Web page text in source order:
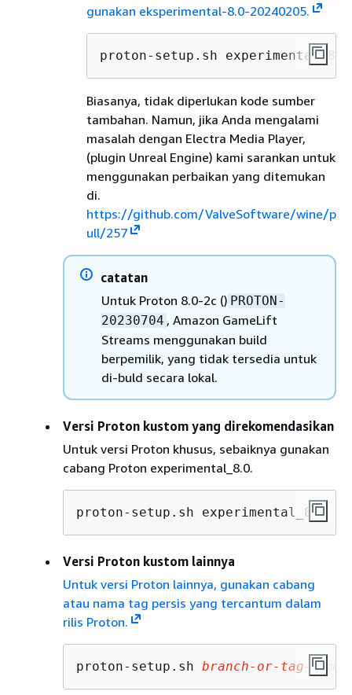
gunakan eksperimental-8.0-20240205.
proton-setup.sh experimental-
Biasanya, tidak diperlukan kode sumber
tambahan. Namun, jika Anda mengalami
masalah dengan Electra Media Player,
(plugin Unreal Engine) kami sarankan untuk
menggunakan perbaikan yang ditemukan
di.
https://github.com/ValveSoftware/wine/p
ull/257
catatan
Untuk Proton 8.0-2c () PROTON-
20230704 , Amazon GameLift
Streams menggunakan build
berpemilik, yang tidak tersedia untuk
di-buld secara lokal.
Versi Proton kustom yang direkomendasikan
Untuk versi Proton khusus, sebaiknya gunakan
cabang Proton experimental_8.0.
proton-setup.sh experimental_8.0
Versi Proton kustom lainnya
Untuk versi Proton lainnya, gunakan cabang
atau nama tag persis yang tercantum dalam
rilis Proton.
proton-setup.sh branch-or-tag-name